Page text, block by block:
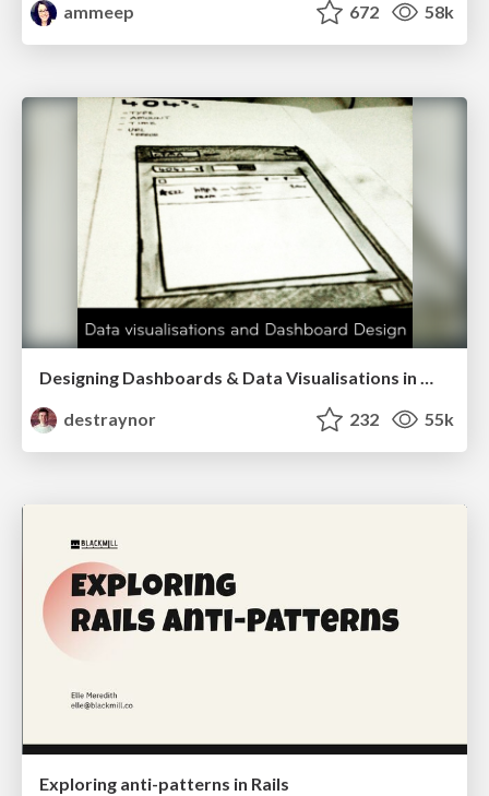
ammeep
672 58k
destraynor
232 55k
Exploring anti-patterns in Rails